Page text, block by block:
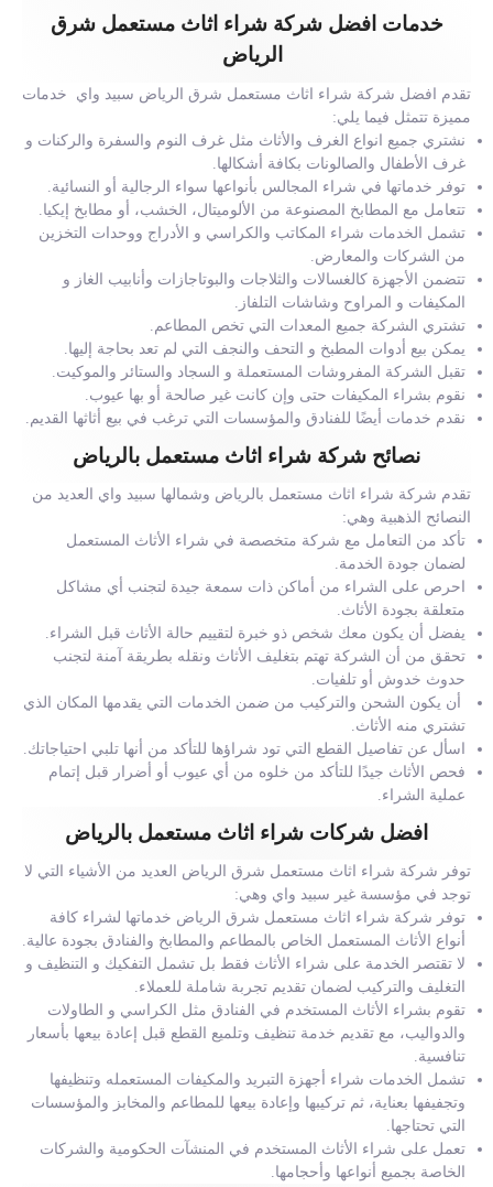
خدمات افضل شركة شراء اثاث مستعمل شرق
الرياض
تقدم افضل شركة شراء اثاث مستعمل شرق الرياض سبيد واي خدمات
مميزة تتمثل فيما يلي:
نشتري جميع انواع الغرف والأثاث مثل غرف النوم والسفرة والركنات و
غرف الأطفال والصالونات بكافة أشكالها.
توفر خدماتها في شراء المجالس بأنواعها سواء الرجالية أو النسائية.
تتعامل مع المطابخ المصنوعة من الألوميتال، الخشب، أو مطابخ إيكيا.
تشمل الخدمات شراء المكاتب والكراسي و الأدراج ووحدات التخزين
من الشركات والمعارض.
تتضمن الأجهزة كالغسالات والثلاجات والبوتاجازات وأنابيب الغاز و
المكيفات و المراوح وشاشات التلفاز.
تشتري الشركة جميع المعدات التي تخص المطاعم.
يمكن بيع أدوات المطبخ و التحف والنجف التي لم تعد بحاجة إليها.
تقبل الشركة المفروشات المستعملة و السجاد والستائر والموكيت.
نقوم بشراء المكيفات حتى وإن كانت غير صالحة أو بها عيوب.
نقدم خدمات أيضًا للفنادق والمؤسسات التي ترغب في بيع أثاثها القديم.
نصائح شركة شراء اثاث مستعمل بالرياض
تقدم شركة شراء اثاث مستعمل بالرياض وشمالها سبيد واي العديد من
النصائح الذهبية وهي:
تأكد من التعامل مع شركة متخصصة في شراء الأثاث المستعمل
لضمان جودة الخدمة.
احرص على الشراء من أماكن ذات سمعة جيدة لتجنب أي مشاكل
متعلقة بجودة الأثاث.
يفضل أن يكون معك شخص ذو خبرة لتقييم حالة الأثاث قبل الشراء.
تحقق من أن الشركة تهتم بتغليف الأثاث ونقله بطريقة آمنة لتجنب
حدوث خدوش أو تلفيات.
أن يكون الشحن والتركيب من ضمن الخدمات التي يقدمها المكان الذي
تشتري منه الأثاث.
اسأل عن تفاصيل القطع التي تود شراؤها للتأكد من أنها تلبي احتياجاتك.
فحص الأثاث جيدًا للتأكد من خلوه من أي عيوب أو أضرار قبل إتمام
عملية الشراء.
افضل شركات شراء اثاث مستعمل بالرياض
توفر شركة شراء اثاث مستعمل شرق الرياض العديد من الأشياء التي لا
توجد في مؤسسة غير سبيد واي وهي:
توفر شركة شراء اثاث مستعمل شرق الرياض خدماتها لشراء كافة
أنواع الأثاث المستعمل الخاص بالمطاعم والمطابخ والفنادق بجودة عالية.
لا تقتصر الخدمة على شراء الأثاث فقط بل تشمل التفكيك و التنظيف و
التغليف والتركيب لضمان تقديم تجربة شاملة للعملاء.
تقوم بشراء الأثاث المستخدم في الفنادق مثل الكراسي و الطاولات
والدواليب، مع تقديم خدمة تنظيف وتلميع القطع قبل إعادة بيعها بأسعار
تنافسية.
تشمل الخدمات شراء أجهزة التبريد والمكيفات المستعمله وتنظيفها
وتجفيفها بعناية، ثم تركيبها وإعادة بيعها للمطاعم والمخابز والمؤسسات
التي تحتاجها.
تعمل على شراء الأثاث المستخدم في المنشآت الحكومية والشركات
الخاصة بجميع أنواعها وأحجامها.